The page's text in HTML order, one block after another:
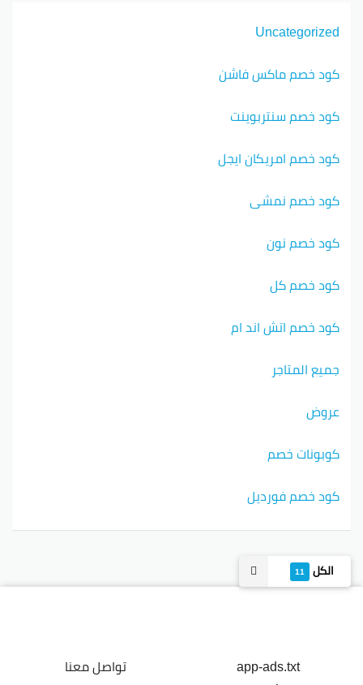
الكل 11
Uncategorized
كود خصم ماكس فاشن
كود خصم سنتربوينت
كود خصم امريكان ايجل
كود خصم نمشي
كود خصم نون
كود خصم كل
كود خصم اتش اند ام
جميع المتاجر
عروض
كوبونات خصم
كود خصم فورديل
app-ads.txt
تواصل معنا